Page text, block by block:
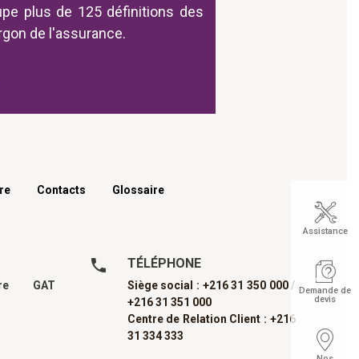
plus de 125 définitions des
de l'assurance.
Contacts Glossaire
GAT
TÉLÉPHONE
Siège social : +216 31 350 000 /
+216 31 351 000
Centre de Relation Client : +216
31 334 333
Assistance
Demande de
devis